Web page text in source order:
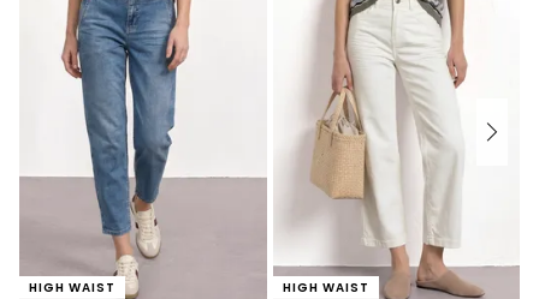
HIGH WAIST HIGH WAIST